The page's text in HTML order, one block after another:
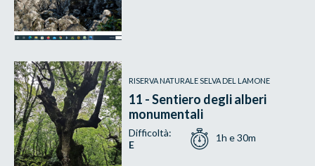
RISERVA NATURALE SELVA DEL LAMONE
11 - Sentiero degli alberi
monumentali
Difficoltà:
E
1h e 30m